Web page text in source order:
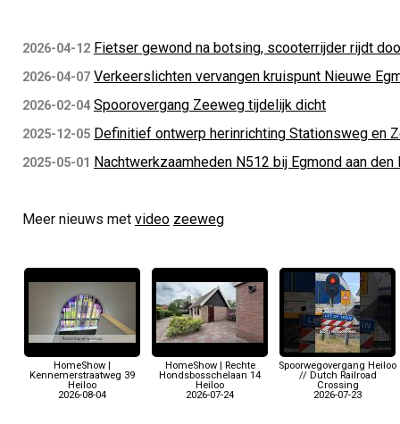
2026-04-12 Fietser gewond na botsing, scooterrijder rijdt
2026-04-07 Verkeerslichten vervangen kruispunt Nieuwe
2026-02-04 Spoorovergang Zeeweg tijdelijk dicht
2025-12-05 Definitief ontwerp herinrichting Stationsweg en
2025-05-01 Nachtwerkzaamheden N512 bij Egmond aan den
Meer nieuws met video zeeweg
HomeShow |
Kennemerstraatweg 39
Heiloo
2026-08-04
HomeShow | Rechte
Hondsbosschelaan 14
Heiloo
2026-07-24
Spoorwegovergang Heiloo
// Dutch Railroad
Crossing
2026-07-23